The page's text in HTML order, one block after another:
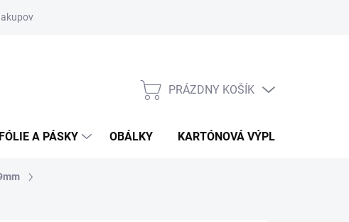
NÁKUPNÝ
PRÁZDNY KOŠÍK
FÓLIE A PÁSKY OBÁLKY KARTÓNOVÁ VÝPLŇ